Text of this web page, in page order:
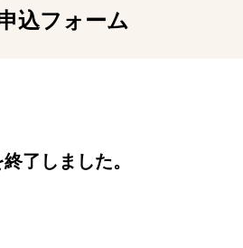
込フォーム
了しました。